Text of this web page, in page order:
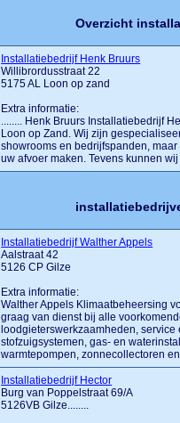
Overzicht
Installatiebedrijf Henk Bruurs
Willibrordusstraat 22
5175 AL Loon op zand
Extra informatie:
........ Henk Bruurs Installatiebedrijf
Loon op Zand. Wij zijn
showrooms en bedrijfspanden,
uw afvoer maken. Tevens kunnen
Installatiebedrijf Walther Appels
Aalstraat 42
5126 CP Gilze
Extra informatie:
Walther Appels Klimaatbeheersing
graag van dienst bij alle
loodgieterswerkzaamheden,
stofzuigsystemen, gas- en
warmtepompen, zonnecollectoren
Installatiebedrijf Hector
Burg van Poppelstraat 69/A
5126VB Gilze........